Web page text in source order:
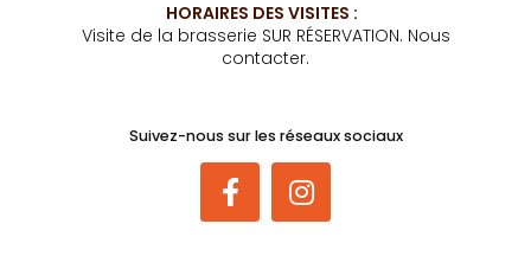
HORAIRES DES VISITES :
Visite de la brasserie SUR RÉSERVATION. Nous
contacter.
Suivez-nous sur les réseaux sociaux